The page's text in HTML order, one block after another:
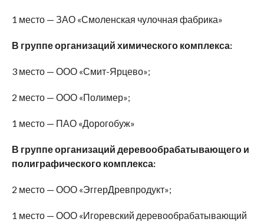
1 место — ЗАО «Смоленская чулочная фабрика»
В группе организаций химического комплекса:
3 место — ООО «Смит-Ярцево»;
2 место — ООО «Полимер»;
1 место — ПАО «Дорогобуж»
В группе организаций деревообрабатывающего и
полиграфического комплекса:
2 место — ООО «ЭггерДревпродукт»;
1 место — ООО «Игоревский деревообрабатывающий